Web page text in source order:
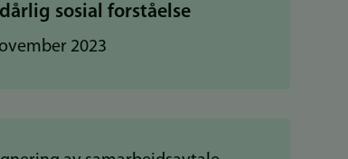
sosial forståelse
2023